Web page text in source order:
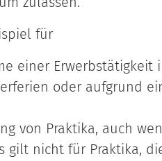
für
einer Erwerbstätigkeit
oder aufgrund
von Praktika, auch
gilt nicht für Praktika,